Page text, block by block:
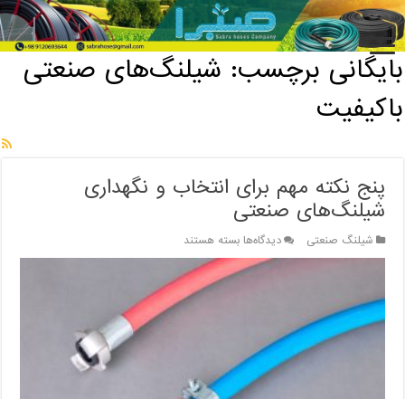
خانه / بایگانی برچسب: شیلنگ‌های صنعتی باکیفیت
بایگانی برچسب: شیلنگ‌های صنعتی
باکیفیت
پنج نکته مهم برای انتخاب و نگهداری
شیلنگ‌های صنعتی
شیلنگ صنعتی دیدگاه‌هابرای
پنج
نکته
مهم
شیلنگ‌های
صنعتی
بسته هستند